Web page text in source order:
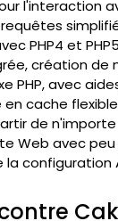
l'interaction
PHP4 et
création de
PHP, avec
cache
de
Web avec peu
configuration